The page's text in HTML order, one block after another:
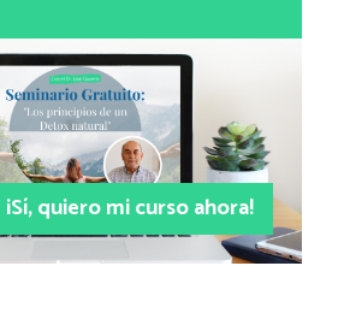
¡Sí, quiero mi curso ahora!